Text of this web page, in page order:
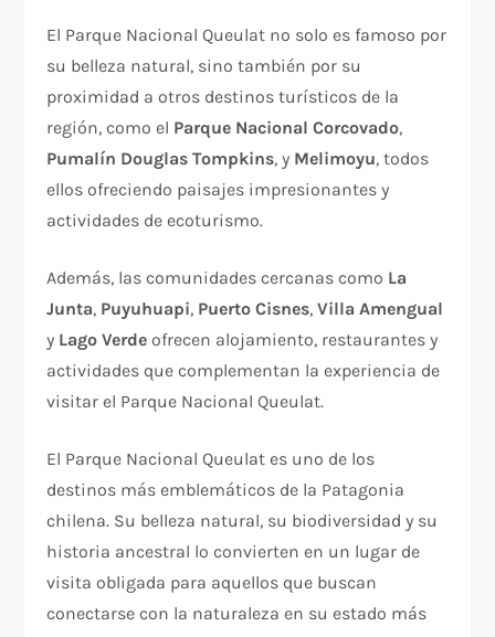
El Parque Nacional Queulat no solo es famoso por
su belleza natural, sino también por su
proximidad a otros destinos turísticos de la
región, como el Parque Nacional Corcovado,
Pumalín Douglas Tompkins, y Melimoyu, todos
ellos ofreciendo paisajes impresionantes y
actividades de ecoturismo.
Además, las comunidades cercanas como La
Junta, Puyuhuapi, Puerto Cisnes,Villa Amengual
y Lago Verde ofrecen alojamiento, restaurantes y
actividades que complementan la experiencia de
visitar el Parque Nacional Queulat.
El Parque Nacional Queulat es uno de los
destinos más emblemáticos de la Patagonia
chilena. Su belleza natural, su biodiversidad y su
historia ancestral lo convierten en un lugar de
visita obligada para aquellos que buscan
conectarse con la naturaleza en su estado más